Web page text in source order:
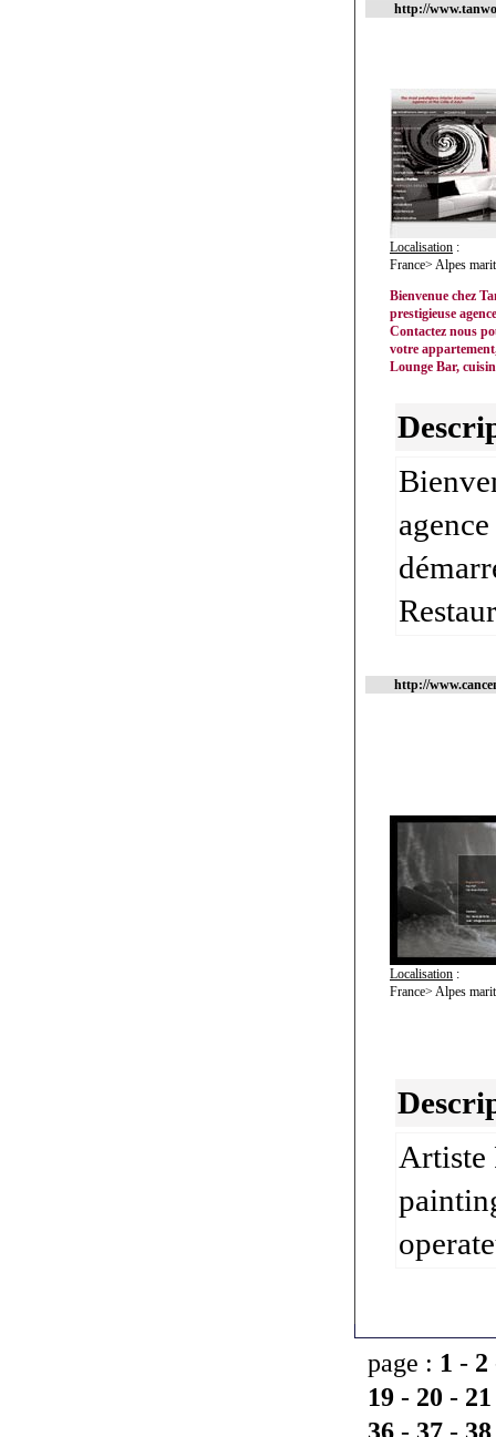
http://
Localisation :
France> Alpes
Bienvenue chez
prestigieuse
Contactez nous
votre
Lounge Bar,
http://
Localisation :
France> Alpes
Artiste
page : 1 - 2
19 - 20 - 21